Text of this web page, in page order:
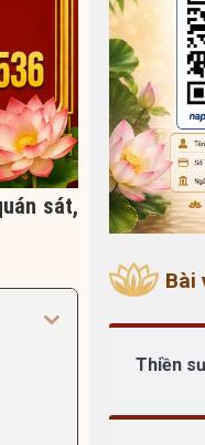
sát,
Bài
Thiền